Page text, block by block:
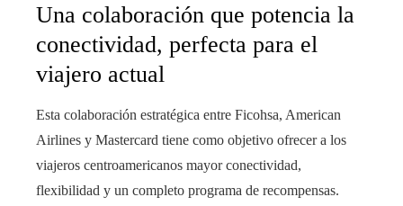
Una colaboración que potencia la
conectividad, perfecta para el
viajero actual
Esta colaboración estratégica entre Ficohsa, American
Airlines y Mastercard tiene como objetivo ofrecer a los
viajeros centroamericanos mayor conectividad,
flexibilidad y un completo programa de recompensas.